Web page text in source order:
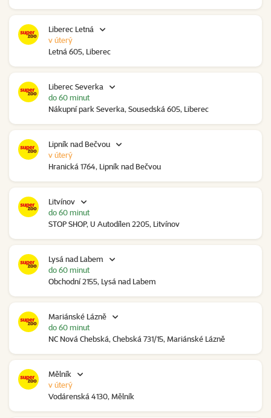
Liberec Letná
Letná 605, Liberec
v úterý
Liberec Severka
Nákupní park Severka, Sousedská 605, Liberec
do 60 minut
Lipník nad Bečvou
Hranická 1764, Lipník nad Bečvou
v úterý
Litvínov
STOP SHOP, U Autodílen 2205, Litvínov
do 60 minut
Lysá nad Labem
Obchodní 2155, Lysá nad Labem
do 60 minut
Mariánské Lázně
NC Nová Chebská, Chebská 731/15, Mariánské Lázně
do 60 minut
Mělník
Vodárenská 4130, Mělník
v úterý